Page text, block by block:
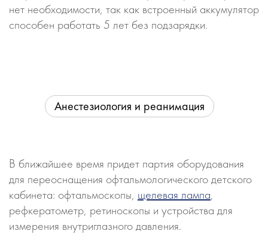
нет необходимости, так как встроенный аккумулятор
способен работать 5 лет без подзарядки.
Анестезиология и реанимация
В ближайшее время придет партия оборудования
для переоснащения офтальмологического детского
кабинета: офтальмоскопы, щелевая лампа,
рефкератометр, ретиноскопы и устройства для
измерения внутриглазного давления.